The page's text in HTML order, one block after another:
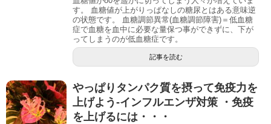
す。 血糖値が上がりっぱなしの糖尿とはある意味逆
の状態です。 血糖調節異常(血糖調節障害)＝低血糖
症で血糖を血中に必要な量保つ事ができずに、下が
ってしまうのが低血糖症です。
記事を読む
やっぱりタンパク質を摂って免疫力を
上げよう-インフルエンザ対策 ・免疫
を上げるには・・・